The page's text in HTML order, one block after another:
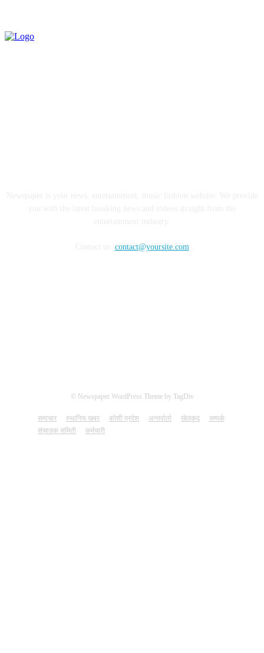
contact@yoursite.com
© Newspaper WordPress Theme by TagDiv
समाचार स्थानिय खबर कोशी प्रदेश अन्तर्वार्ता खेलकुद
सम्पर्क
संचालक समिती
कर्मचारी